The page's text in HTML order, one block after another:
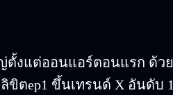
ตั้งแต่ออนแอร์ตอนแรก ด้วย
ขิตep1 ขึ้นเทรนด์ X อันดับ 1